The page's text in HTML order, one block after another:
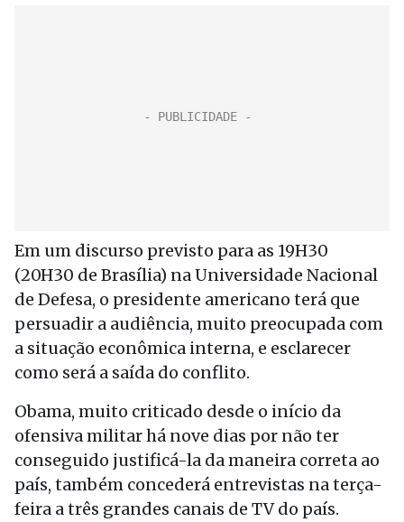
Em um discurso previsto para as 19H30
(20H30 de Brasília) na Universidade Nacional
de Defesa, o presidente americano terá que
persuadir a audiência, muito preocupada com
a situação econômica interna, e esclarecer
como será a saída do conflito.
Obama, muito criticado desde o início da
ofensiva militar há nove dias por não ter
conseguido justificá-la da maneira correta ao
país, também concederá entrevistas na terça-
feira a três grandes canais de TV do país.